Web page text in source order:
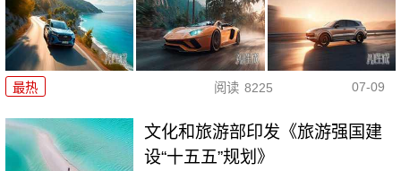
最热 阅读 8225 07-09
文化和旅游部印发《旅游强国建
设“十五五”规划》